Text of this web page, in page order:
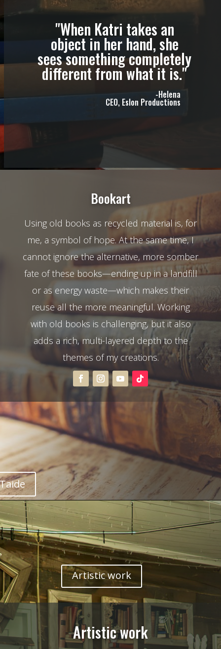
"When Katri takes an
object in her hand, she
sees something completely
different from what it is."
-Helena
CEO, Eslon Productions
Bookart
Using old books as recycled material is, for
me, a symbol of hope. At the same time, I
cannot ignore the alternative, more somber
fate of these books—ending up in a landfill
or as energy waste—which makes their
reuse all the more meaningful. Working
with old books is challenging, but it also
adds a rich, multi-layered depth to the
themes of my creations.
Artistic work
Artistic work